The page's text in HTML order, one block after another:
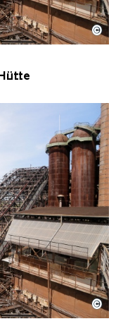
Hütte mit
Hütte | Karl
©
Hütte mit
Hütte | Karl
©